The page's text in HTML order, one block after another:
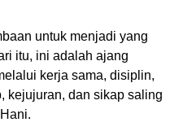
untuk menjadi yang
itu, ini adalah ajang
kerja sama, disiplin,
kejujuran, dan sikap saling